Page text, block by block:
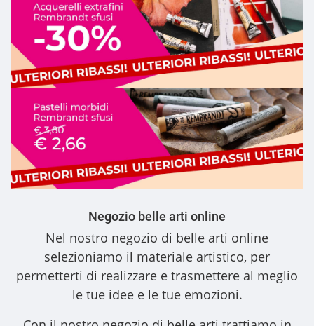
Negozio belle arti online
Nel nostro negozio di belle arti online
selezioniamo il materiale artistico, per
permetterti di realizzare e trasmettere al meglio
le tue idee e le tue emozioni.